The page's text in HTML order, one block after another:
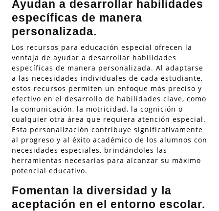
Ayudan a desarrollar habilidades
específicas de manera
personalizada.
Los recursos para educación especial ofrecen la
ventaja de ayudar a desarrollar habilidades
específicas de manera personalizada. Al adaptarse
a las necesidades individuales de cada estudiante,
estos recursos permiten un enfoque más preciso y
efectivo en el desarrollo de habilidades clave, como
la comunicación, la motricidad, la cognición o
cualquier otra área que requiera atención especial.
Esta personalización contribuye significativamente
al progreso y al éxito académico de los alumnos con
necesidades especiales, brindándoles las
herramientas necesarias para alcanzar su máximo
potencial educativo.
Fomentan la diversidad y la
aceptación en el entorno escolar.